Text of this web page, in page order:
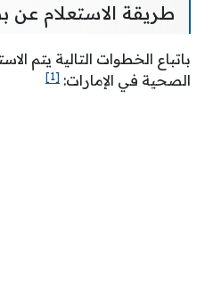
طريقة الاستعلام
باتباع الخطوات التالية يتم
الصحية في الإمارات: [1]